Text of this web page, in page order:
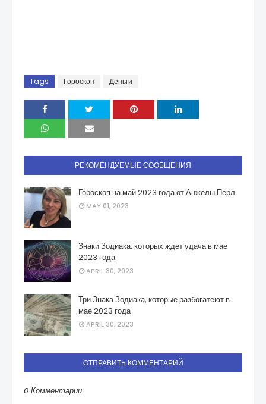
Tags Гороскоп Деньги
РЕКОМЕНДУЕМЫЕ СООБЩЕНИЯ
Гороскоп на май 2023 года от Анжелы Перл
MAY 01, 2023
Знаки Зодиака, которых ждет удача в мае
2023 года
APRIL 30, 2023
Три Знака Зодиака, которые разбогатеют в
мае 2023 года
APRIL 30, 2023
ОТПРАВИТЬ КОММЕНТАРИЙ
0 Комментарии